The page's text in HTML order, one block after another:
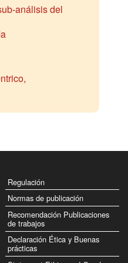
análisis del
Regulación
Normas de publicación
Recomendación Publicaciones
de trabajos
Declaración Ética y Buenas
prácticas